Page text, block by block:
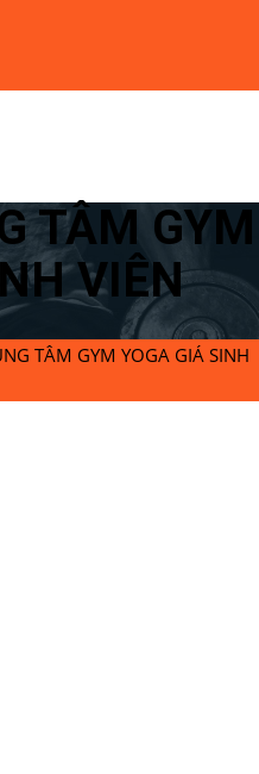
TÂM GYM
VIÊN
TÂM GYM YOGA GIÁ SINH